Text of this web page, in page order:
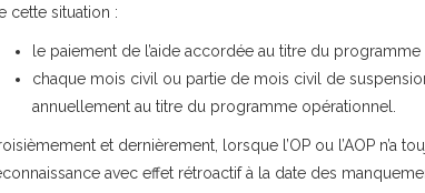
cette situation :
le paiement de l’aide accordée au titre du
chaque mois civil ou partie de mois civil de
annuellement au titre du programme opérationnel.
et dernièrement, lorsque l’OP ou l’AOP n’a
avec effet rétroactif à la date des